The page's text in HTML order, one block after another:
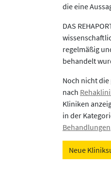
die eine
DAS
regelmäßig
behandelt
Noch nicht
nach
Kliniken
in der
Behandlungen
Neue